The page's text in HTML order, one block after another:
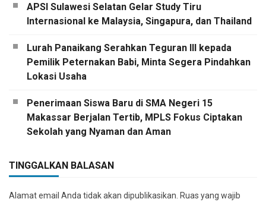
APSI Sulawesi Selatan Gelar Study Tiru
Internasional ke Malaysia, Singapura, dan Thailand
Lurah Panaikang Serahkan Teguran III kepada
Pemilik Peternakan Babi, Minta Segera Pindahkan
Lokasi Usaha
Penerimaan Siswa Baru di SMA Negeri 15
Makassar Berjalan Tertib, MPLS Fokus Ciptakan
Sekolah yang Nyaman dan Aman
TINGGALKAN BALASAN
Alamat email Anda tidak akan dipublikasikan. Ruas yang wajib